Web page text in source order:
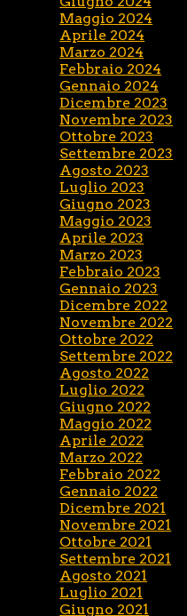
Maggio 2024
Aprile 2024
Marzo 2024
Febbraio 2024
Gennaio 2024
Dicembre 2023
Novembre 2023
Ottobre 2023
Settembre 2023
Agosto 2023
Luglio 2023
Giugno 2023
Maggio 2023
Aprile 2023
Marzo 2023
Febbraio 2023
Gennaio 2023
Dicembre 2022
Novembre 2022
Ottobre 2022
Settembre 2022
Agosto 2022
Luglio 2022
Giugno 2022
Maggio 2022
Aprile 2022
Marzo 2022
Febbraio 2022
Gennaio 2022
Dicembre 2021
Novembre 2021
Ottobre 2021
Settembre 2021
Agosto 2021
Luglio 2021
Giugno 2021